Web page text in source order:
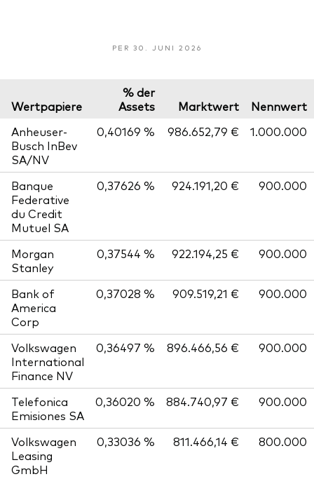
PER 30. JUNI 2026
Wertpapiere
% der
Assets
Marktwert
Nennwert
Anheuser-
Busch InBev
SA/NV
0,40169 % 986.652,79 € 1.000.000
Banque
Federative
du Credit
Mutuel SA
0,37626 % 924.191,20 € 900.000
Morgan
Stanley
0,37544 % 922.194,25 € 900.000
Bank of
America
Corp
0,37028 % 909.519,21 € 900.000
Volkswagen
International
Finance NV
0,36497 % 896.466,56 € 900.000
Telefonica
Emisiones SA
0,36020 % 884.740,97 € 900.000
Volkswagen
Leasing
GmbH
0,33036 % 811.466,14 € 800.000